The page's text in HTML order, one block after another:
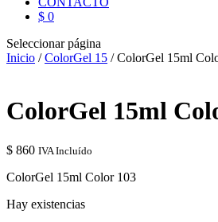
$ 0
Seleccionar página
Inicio /ColorGel 15 / ColorGel 15ml
ColorGel 15ml
$ 860 IVA Incluído
ColorGel 15ml Color 103
Hay existencias